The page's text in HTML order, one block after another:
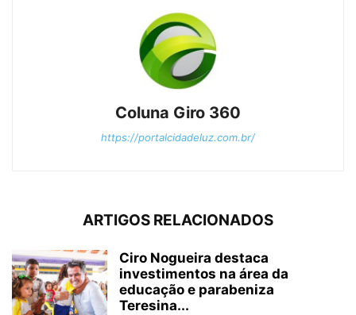
Coluna Giro 360
https://portalcidadeluz.com.br/
ARTIGOS RELACIONADOS
Ciro Nogueira destaca
investimentos na área da
educação e parabeniza
Teresina...